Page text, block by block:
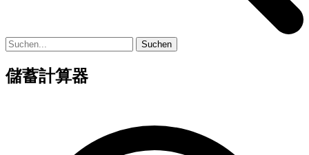
Suchen
儲蓄計算器